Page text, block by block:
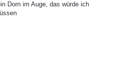
Dorn im Auge, das würde ich